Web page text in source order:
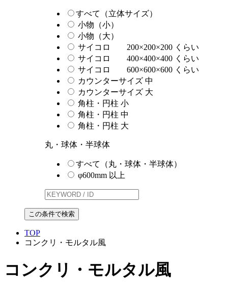
すべて（立体サイズ）
小物（小）
小物（大）
サイコロ 200×200×200 くらい
サイコロ 400×400×400 くらい
サイコロ 600×600×600 くらい
カウンターサイズ 中
カウンターサイズ 大
角柱・円柱 小
角柱・円柱 中
角柱・円柱 大
丸・球体・半球体
すべて（丸・球体・半球体）
φ600mm 以上
この条件で検索
TOP
コンクリ・モルタル風
コンクリ・モルタル風